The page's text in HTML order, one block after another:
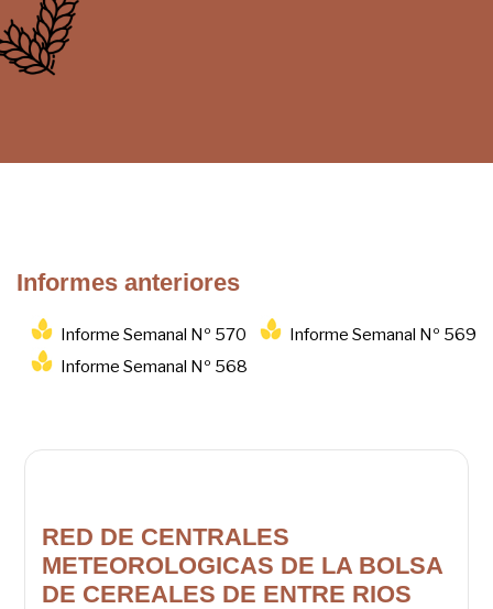
Informes anteriores
Informe Semanal Nº 570
Informe Semanal Nº 569
Informe Semanal Nº 568
RED DE CENTRALES
METEOROLOGICAS DE LA BOLSA
DE CEREALES DE ENTRE RIOS